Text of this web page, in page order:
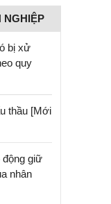
NGHIỆP
bị xử
quy
thầu [Mới
giữ
nhân